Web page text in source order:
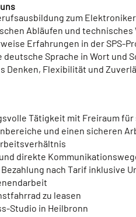
zum
Abläufen und technisches
Erfahrungen in der SPS-
deutsche Sprache in Wort und
Denken, Flexibilität und
Tätigkeit mit Freiraum
und einen sicheren
direkte
nach Tarif inklusive
zu leasen
Studio in Heilbronn